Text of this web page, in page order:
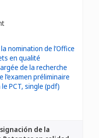
de la